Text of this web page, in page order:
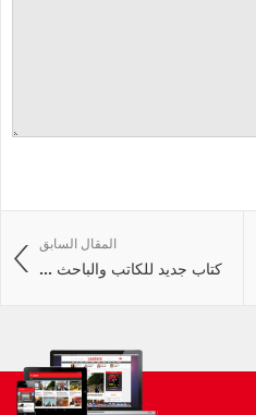
المقال السابق
كتاب جديد للكاتب والباحث ...